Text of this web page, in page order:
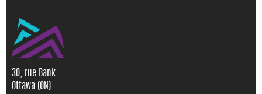
30, rue Bank
Ottawa (ON)